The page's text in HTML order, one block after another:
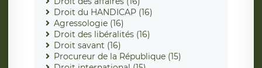
Droit du HANDICAP (16)
Agressologie (16)
Droit des libéralités (16)
Droit savant (16)
Procureur de la République (15)